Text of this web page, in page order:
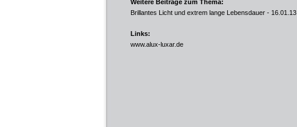
Weitere Beiträge zum Thema:
Brillantes Licht und extrem lange Lebensdauer - 16.01.13
Links:
www.alux-luxar.de